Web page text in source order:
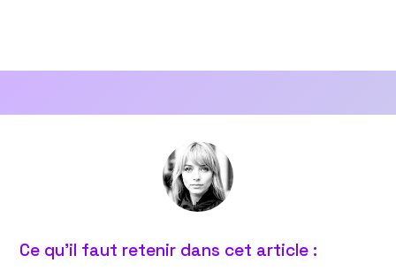
Ce qu’il faut retenir dans cet article :